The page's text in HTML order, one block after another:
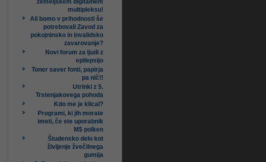
zemeljskem digitalnem
multipleksu!
Ali bomo v prihodnosti še
potrebovali Zavod za
pokojninsko in invalidsko
zavarovanje?
Novi forum za ljudi z
epilepsijo
Toner saver fonti, papirja
pa nič!!
Utrinki z 5.
Trstenjakovega pohoda
Kdo me je klical?
Programi, ki jih morate
imeti, če ste uporabnik
M$ polken
Študensko delo kot
življenje žvečilnega
gumija